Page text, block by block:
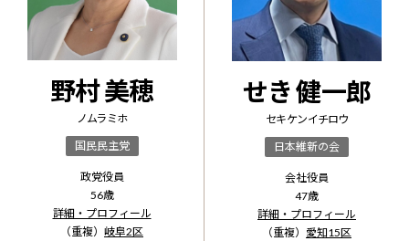
野村 美穂
ノムラ ミホ
国民民主党
政党役員
56歳
詳細・プロフィール
（重複） 岐阜2区
せき 健一郎
セキ ケンイチロウ
日本維新の会
会社役員
47歳
詳細・プロフィール
（重複） 愛知15区